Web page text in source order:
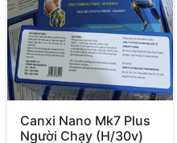
Canxi Nano Mk7 Plus
Người Chạy (H/30v)